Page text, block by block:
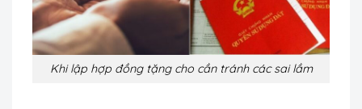
Khi lập hợp đồng tặng cho cần tránh các sai lầm